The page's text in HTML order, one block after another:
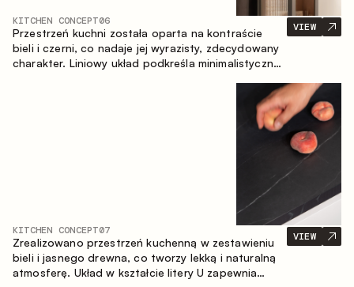
KITCHEN CONCEPT06
Przestrzeń kuchni została oparta na kontraście
bieli i czerni, co nadaje jej wyrazisty, zdecydowany
charakter. Liniowy układ podkreśla minimalistyczny i
VIEW
KITCHEN CONCEPT07
Zrealizowano przestrzeń kuchenną w zestawieniu
bieli i jasnego drewna, co tworzy lekką i naturalną
atmosferę. Układ w kształcie litery U zapewnia
VIEW